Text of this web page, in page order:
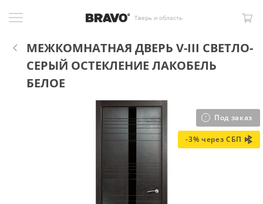
Тверь и область
МЕЖКОМНАТНАЯ ДВЕРЬ V-III СВЕТЛО-
СЕРЫЙ ОСТЕКЛЕНИЕ ЛАКОБЕЛЬ
БЕЛОЕ
Под заказ
-3% через СБП